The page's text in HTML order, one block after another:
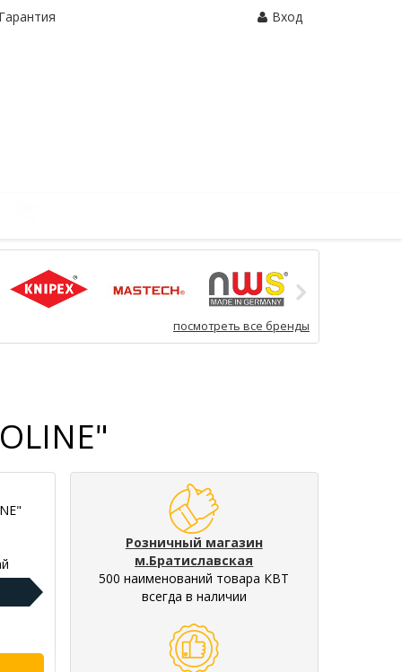
Гарантия Вход
посмотреть все бренды
Розничный магазин
м.Братиславская
500 наименований товара КВТ
всегда в наличии